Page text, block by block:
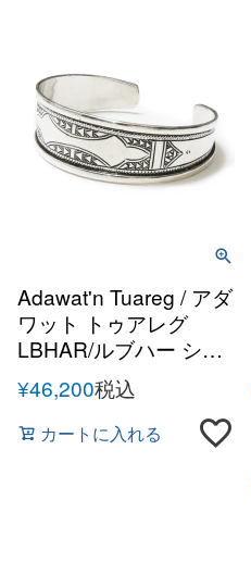
Adawat'n Tuareg / アダ
ワット トゥアレグ
LBHAR/ルブハー シル
バーハンドメイドバン
グル
¥46,200税込
カートに入れる